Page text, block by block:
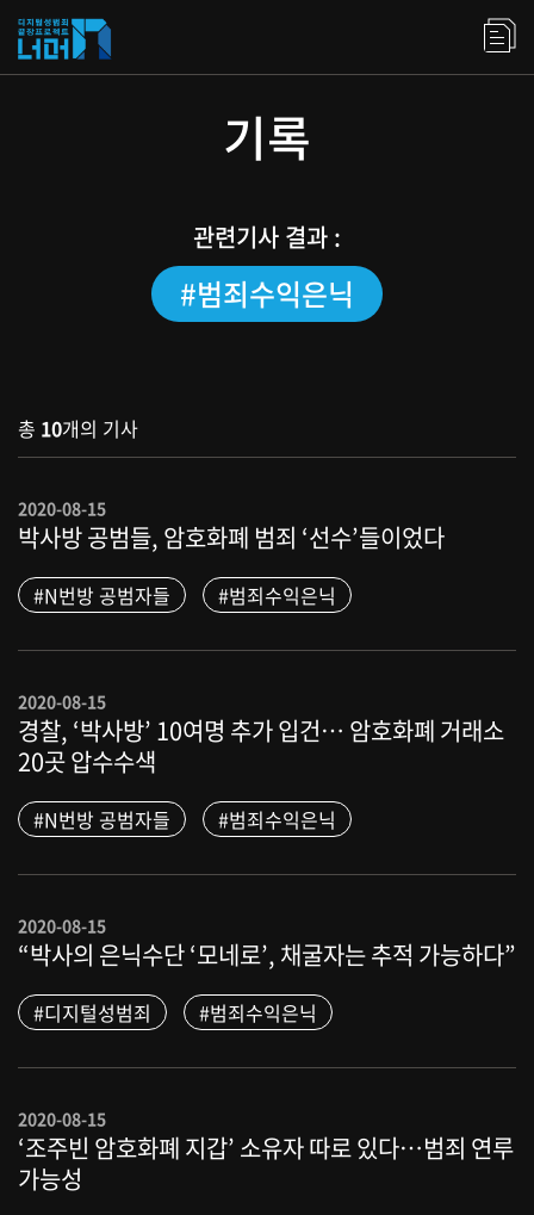
기록
관련기사 결과 :
#범죄수익은닉
총 10개의 기사
2020-08-15
박사방 공범들, 암호화폐 범죄 ‘선수’들이었다
#N번방 공범자들 #범죄수익은닉
2020-08-15
경찰, ‘박사방’ 10여명 추가 입건… 암호화폐 거래소
20곳 압수수색
#N번방 공범자들 #범죄수익은닉
2020-08-15
“박사의 은닉수단 ‘모네로’, 채굴자는 추적 가능하다”
#디지털성범죄 #범죄수익은닉
2020-08-15
‘조주빈 암호화폐 지갑’ 소유자 따로 있다…범죄 연루
가능성